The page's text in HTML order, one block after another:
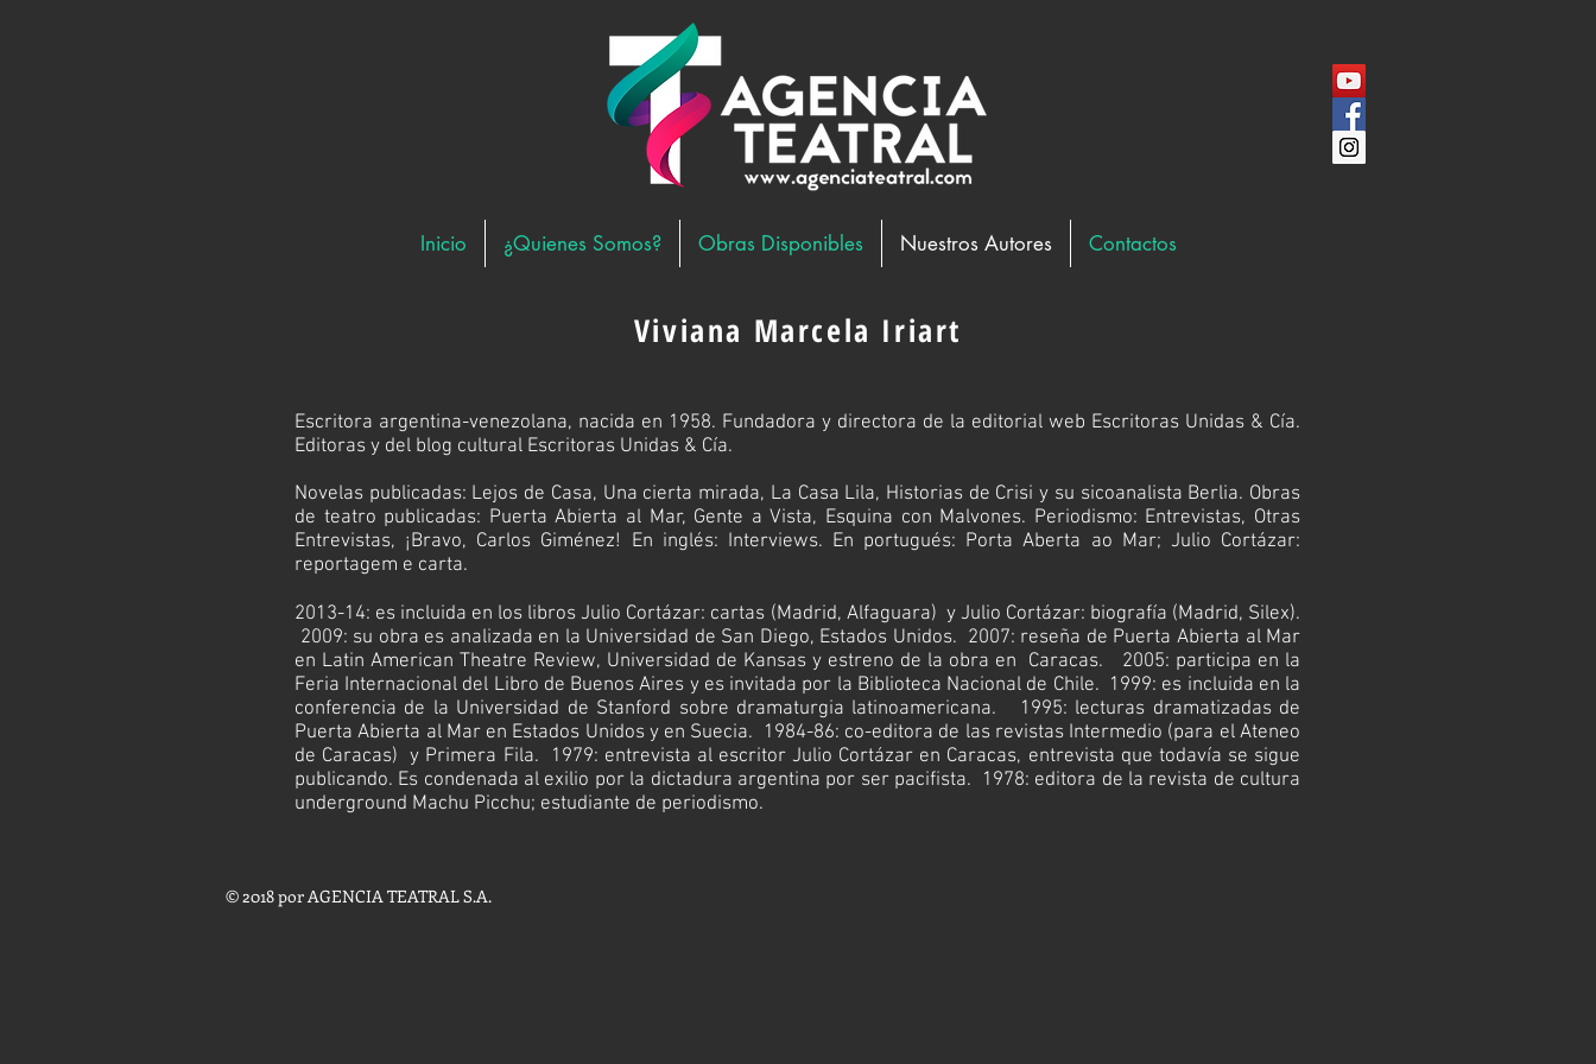
Inicio ¿Quienes Somos? Obras Disponibles Nuestros Autores Contactos
Viviana Marcela Iriart
Escritora argentina-venezolana, nacida en 1958. Fundadora y directora de la editorial web Escritoras Unidas & Cía.
Editoras y del blog cultural Escritoras Unidas & Cía.
Novelas publicadas: Lejos de Casa, Una cierta mirada, La Casa Lila, Historias de Crisi y su sicoanalista Berlia. Obras
de teatro publicadas: Puerta Abierta al Mar, Gente a Vista, Esquina con Malvones. Periodismo: Entrevistas, Otras
Entrevistas, ¡Bravo, Carlos Giménez! En inglés: Interviews. En portugués: Porta Aberta ao Mar; Julio Cortázar:
reportagem e carta.
2013-14: es incluida en los libros Julio Cortázar: cartas (Madrid, Alfaguara) y Julio Cortázar: biografía (Madrid, Silex).
2009: su obra es analizada en la Universidad de San Diego, Estados Unidos. 2007: reseña de Puerta Abierta al Mar
en Latin American Theatre Review, Universidad de Kansas y estreno de la obra en Caracas. 2005: participa en la
Feria Internacional del Libro de Buenos Aires y es invitada por la Biblioteca Nacional de Chile. 1999: es incluida en la
conferencia de la Universidad de Stanford sobre dramaturgia latinoamericana. 1995: lecturas dramatizadas de
Puerta Abierta al Maren Estados Unidos y en Suecia. 1984-86: co-editora de las revistas Intermedio (para el Ateneo
de Caracas) y Primera Fila. 1979: entrevista al escritor Julio Cortázar en Caracas, entrevista que todavía se sigue
publicando. Es condenada al exilio por la dictadura argentina por ser pacifista. 1978: editora de la revista de cultura
underground Machu Picchu; estudiante de periodismo.
© 2018 por AGENCIA TEATRAL S.A.